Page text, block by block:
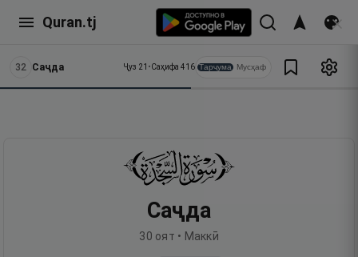
Quran.tj
32 Саҷда Ҷуз 21 •Саҳифа 416 Тарҷума Мусҳаф
Саҷда
30 оят • Маккӣ